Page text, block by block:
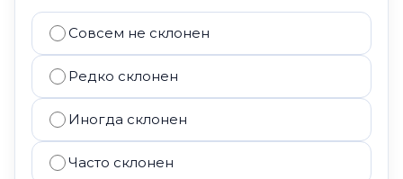
Совсем не склонен
Редко склонен
Иногда склонен
Часто склонен